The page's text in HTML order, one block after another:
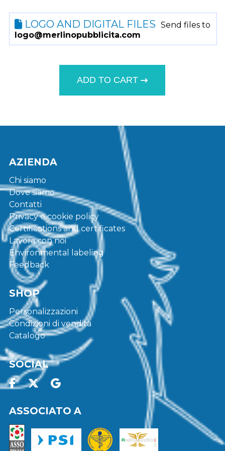
LOGO AND DIGITAL FILES Send files to
logo@merlinopubblicita.com
ADD TO CART
AZIENDA
Chi siamo
Dove siamo
Contatti
Privacy e cookie policy
Certifications and certificates
Lavora con noi
Environmental labeling
Feedback
SHOP
Personalizzazioni
Condizioni di vendita
Catalogo
SOCIAL
ASSOCIATO A